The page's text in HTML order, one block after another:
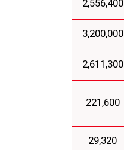
2,556,400
3,200,000
2,611,300
221,600
29,320